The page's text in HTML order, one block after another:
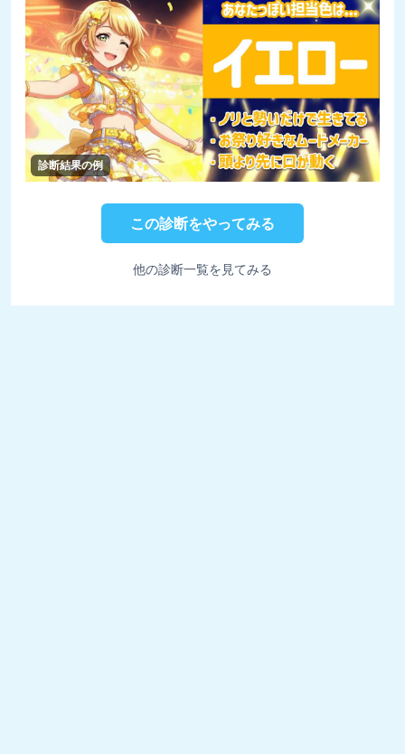
診断結果の例
この診断をやってみる
他の診断一覧を見てみる